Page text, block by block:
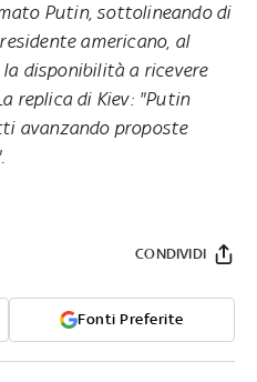
Putin, sottolineando di
americano, al
disponibilità a ricevere
replica di Kiev: "Putin
avanzando proposte
Fonti Preferite
CONDIVIDI